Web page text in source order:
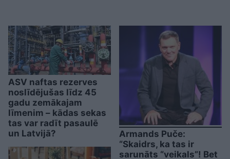
ASV naftas rezerves
noslīdējušas līdz 45
gadu zemākajam
līmenim – kādas sekas
tas var radīt pasaulē
un Latvijā?
Armands Puče:
“Skaidrs, ka tas ir
sarunāts “veikals”! Bet